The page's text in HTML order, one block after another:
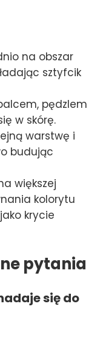
na obszar
sztyfcik
pędzlem
w skórę.
warstwę i
budując
większej
kolorytu
krycie
pytania
się do